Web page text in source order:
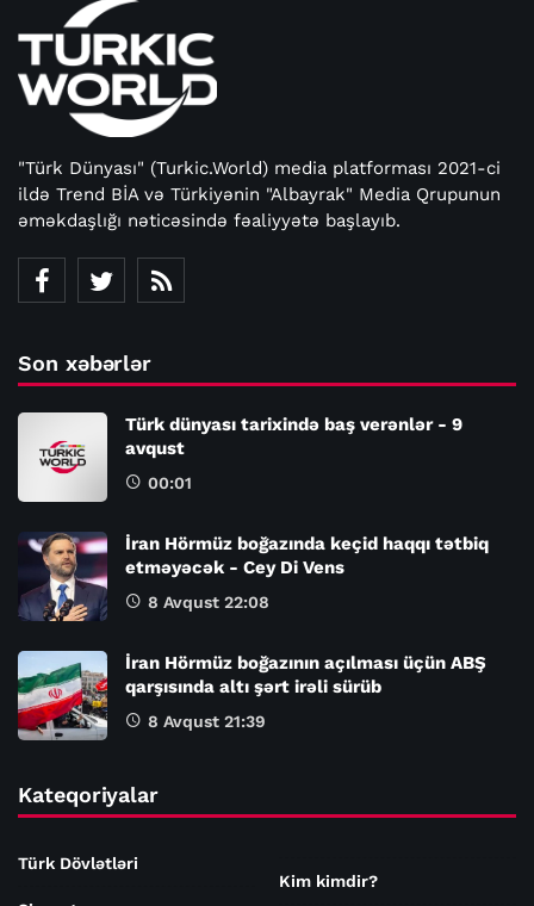
"Türk Dünyası" (Turkic.World) media platforması 2021-ci
ildə Trend BİA və Türkiyənin "Albayrak" Media Qrupunun
əməkdaşlığı nəticəsində fəaliyyətə başlayıb.
Son xəbərlər
Türk dünyası tarixində baş verənlər - 9
avqust
00:01
İran Hörmüz boğazında keçid haqqı tətbiq
etməyəcək - Cey Di Vens
8 Avqust 22:08
İran Hörmüz boğazının açılması üçün ABŞ
qarşısında altı şərt irəli sürüb
8 Avqust 21:39
Kateqoriyalar
Türk Dövlətləri
Kim kimdir?